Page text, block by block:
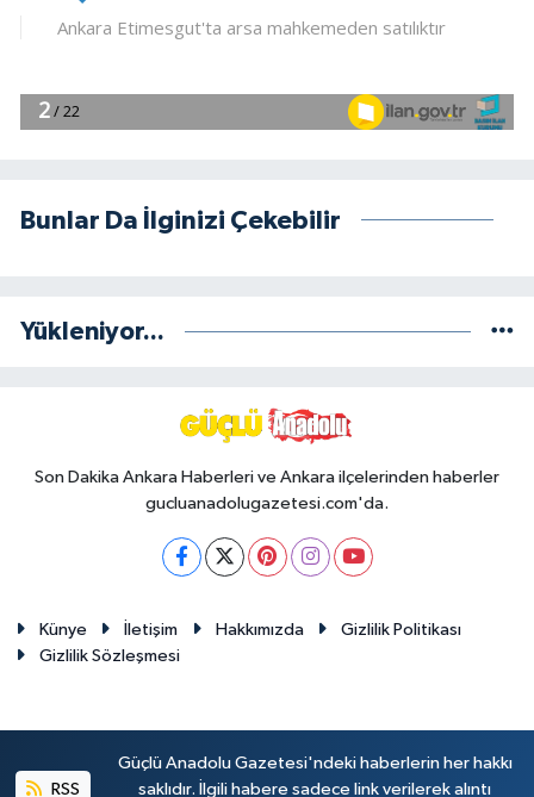
Bunlar Da İlginizi Çekebilir
Yükleniyor...
Son Dakika Ankara Haberleri ve Ankara ilçelerinden haberler
gucluanadolugazetesi.com'da.
Künye İletişim Hakkımızda
Gizlilik Politikası
Gizlilik Sözleşmesi
RSS
Güçlü Anadolu Gazetesi'ndeki haberlerin her hakkı
saklıdır. İlgili habere sadece link verilerek alıntı